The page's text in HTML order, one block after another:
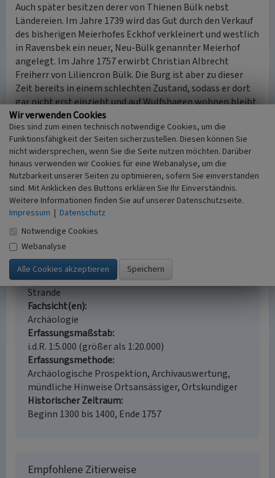
Auch später besitzen derer von Thienen Bülk nebst
Ländereien. Im Jahre 1739 wird das Gut durch den Verkauf
des bisherigen Meierhofes Eckhof verkleinert und westlich
in Ravensbek ein neuer, Neu-Bülk genannter Meierhof
angelegt. Im Jahre 1757 erwirbt Christian Albrecht
Freiherr von Liliencron Bülk. Die Burg ist aber zu dieser
Zeit bereits in einem schlechten Zustand, sodass er dort
gar nicht erst einzieht und auf Wulfshagen wohnen bleibt.
Zum Ende des 18. Jahrhunderts lässt der neue Besitzer,
Kammerherr Jens Peter von Neergaard, Bülk ganz
abbrechen und errichtet neue Wirtschaftsgebäude am
Standort des heutigen Gutes Neu-Bülk.
(Birte Anspach, Archäologisches Landesamt Schleswig-
Holstein, 2015)
Mittelalterliche Burg Bülk
Schlagwörter
Burg Burggraben
Ort
Strande
Fachsicht(en)
Archäologie
Erfassungsmaßstab
i.d.R. 1:5.000 (größer als 1:20.000)
Erfassungsmethode
Archäologische Prospektion, Archivauswertung,
mündliche Hinweise Ortsansässiger, Ortskundiger
Historischer Zeitraum
Beginn 1300 bis 1400, Ende 1757
Empfohlene Zitierweise
Wir verwenden Cookies
Dies sind zum einen technisch notwendige Cookies, um die
Funktionsfähigkeit der Seiten sicherzustellen. Diesen können Sie
nicht widersprechen, wenn Sie die Seite nutzen möchten. Darüber
hinaus verwenden wir Cookies für eine Webanalyse, um die
Nutzbarkeit unserer Seiten zu optimieren, sofern Sie einverstanden
sind. Mit Anklicken des Buttons erklären Sie Ihr Einverständnis.
Weitere Informationen finden Sie auf unserer Datenschutzseite.
Impressum | Datenschutz
Notwendige Cookies
Webanalyse